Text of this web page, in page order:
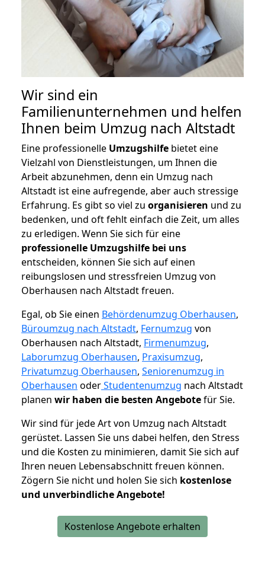
Wir sind ein
Familienunternehmen und helfen
Ihnen beim Umzug nach Altstadt
Eine professionelle Umzugshilfe bietet eine
Vielzahl von Dienstleistungen, um Ihnen die
Arbeit abzunehmen, denn ein Umzug nach
Altstadt ist eine aufregende, aber auch stressige
Erfahrung. Es gibt so viel zu organisieren und zu
bedenken, und oft fehlt einfach die Zeit, um alles
zu erledigen. Wenn Sie sich für eine
professionelle Umzugshilfe bei uns
entscheiden, können Sie sich auf einen
reibungslosen und stressfreien Umzug von
Oberhausen nach Altstadt freuen.
Egal, ob Sie einen Behördenumzug Oberhausen,
Büroumzug nach Altstadt, Fernumzug von
Oberhausen nach Altstadt, Firmenumzug,
Laborumzug Oberhausen, Praxisumzug,
Privatumzug Oberhausen, Seniorenumzug in
Oberhausen oderStudentenumzug nach Altstadt
planen wir haben die besten Angebotefür Sie.
Wir sind für jede Art von Umzug nach Altstadt
gerüstet. Lassen Sie uns dabei helfen, den Stress
und die Kosten zu minimieren, damit Sie sich auf
Ihren neuen Lebensabschnitt freuen können.
Zögern Sie nicht und holen Sie sich kostenlose
und unverbindliche Angebote!
Kostenlose Angebote erhalten